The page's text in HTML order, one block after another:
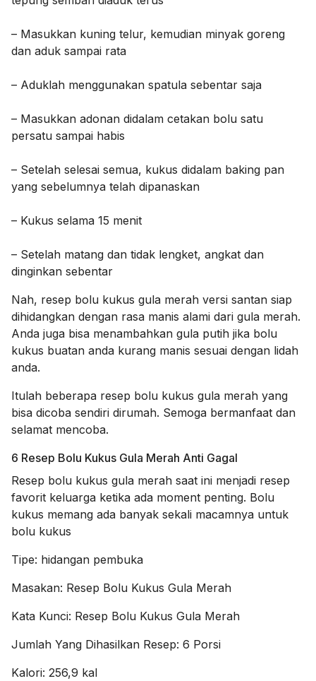
– Masukkan kuning telur, kemudian minyak goreng
dan aduk sampai rata
– Aduklah menggunakan spatula sebentar saja
– Masukkan adonan didalam cetakan bolu satu
persatu sampai habis
– Setelah selesai semua, kukus didalam baking pan
yang sebelumnya telah dipanaskan
– Kukus selama 15 menit
– Setelah matang dan tidak lengket, angkat dan
dinginkan sebentar
Nah, resep bolu kukus gula merah versi santan siap
dihidangkan dengan rasa manis alami dari gula merah.
Anda juga bisa menambahkan gula putih jika bolu
kukus buatan anda kurang manis sesuai dengan lidah
anda.
Itulah beberapa resep bolu kukus gula merah yang
bisa dicoba sendiri dirumah. Semoga bermanfaat dan
selamat mencoba.
6 Resep Bolu Kukus Gula Merah Anti Gagal
Resep bolu kukus gula merah saat ini menjadi resep
favorit keluarga ketika ada moment penting. Bolu
kukus memang ada banyak sekali macamnya untuk
bolu kukus
Tipe: hidangan pembuka
Masakan: Resep Bolu Kukus Gula Merah
Kata Kunci: Resep Bolu Kukus Gula Merah
Jumlah Yang Dihasilkan Resep: 6 Porsi
Kalori: 256,9 kal